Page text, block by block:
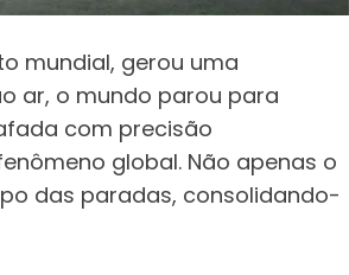
mundial, gerou uma
ar, o mundo parou para
com precisão
global. Não apenas o
das paradas, consolidando-